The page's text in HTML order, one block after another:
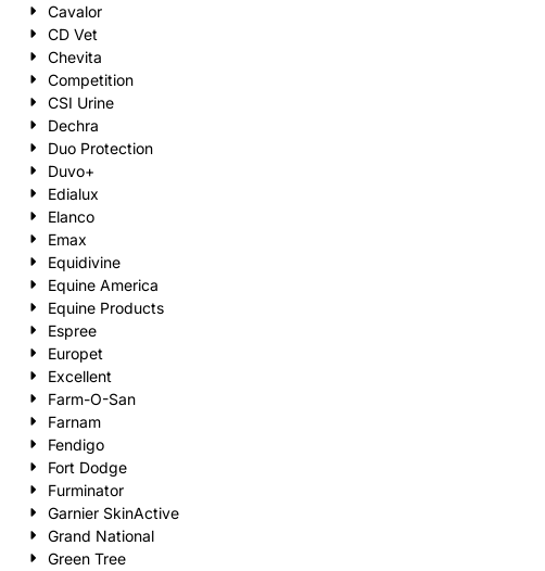
Cavalor
CD Vet
Chevita
Competition
CSI Urine
Dechra
Duo Protection
Duvo+
Edialux
Elanco
Emax
Equidivine
Equine America
Equine Products
Espree
Europet
Excellent
Farm-O-San
Farnam
Fendigo
Fort Dodge
Furminator
Garnier SkinActive
Grand National
Green Tree